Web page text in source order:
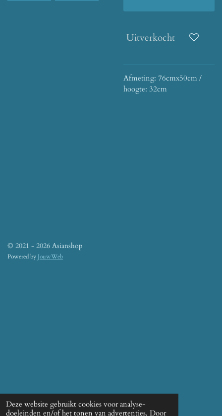
Deze website gebruikt cookies voor analyse-
doeleinden en/of het tonen van advertenties. Door
Uitverkocht
Afmeting: 76cmx50cm /
hoogte: 32cm
© 2021 - 2026 Asianshop
Powered by JouwWeb